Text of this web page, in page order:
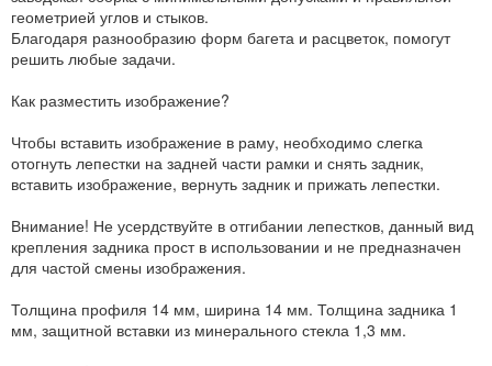
геометрией углов и стыков.
Благодаря разнообразию форм багета и расцветок, помогут
решить любые задачи.
Как разместить изображение?
Чтобы вставить изображение в раму, необходимо слегка
отогнуть лепестки на задней части рамки и снять задник,
вставить изображение, вернуть задник и прижать лепестки.
Внимание! Не усердствуйте в отгибании лепестков, данный вид
крепления задника прост в использовании и не предназначен
для частой смены изображения.
Толщина профиля 14 мм, ширина 14 мм. Толщина задника 1
мм, защитной вставки из минерального стекла 1,3 мм.